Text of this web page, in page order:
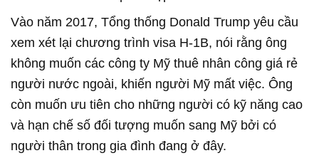
Vào năm 2017, Tổng thống Donald Trump yêu cầu
xem xét lại chương trình visa H-1B, nói rằng ông
không muốn các công ty Mỹ thuê nhân công giá rẻ
người nước ngoài, khiến người Mỹ mất việc. Ông
còn muốn ưu tiên cho những người có kỹ năng cao
và hạn chế số đối tượng muốn sang Mỹ bởi có
người thân trong gia đình đang ở đây.